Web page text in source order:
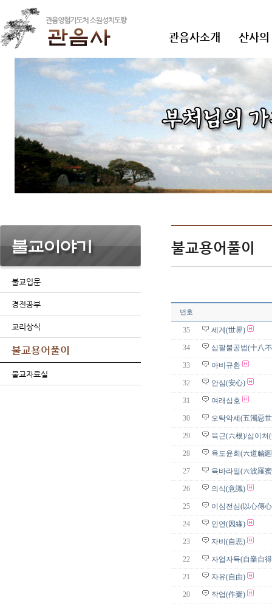
관음사소개 산사
불교입문
경전공부
교리상식
불교용어풀이
불교자료실
불교용어풀이
번호
35 세계(世界)
34 십팔불공법(十八
33 아비규환
32 안심(安心)
31 여래십호
30 오탁악세(五濁惡
29 육근(六根)/십이처
28 육도윤회(六道輪
27 육바라밀(六波羅
26 의식(意識)
25 이심전심(以心傳
24 인연(因緣)
23 자비(自悲)
22 자업자득(自嶪自
21 자유(自由)
20 작업(作嶪)